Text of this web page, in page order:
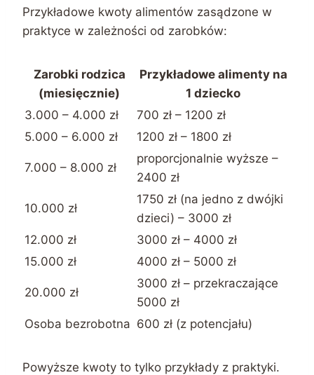
Przykładowe kwoty alimentów zasądzone w
praktyce w zależności od zarobków:
Zarobki rodzica
(miesięcznie)
Przykładowe alimenty na
1 dziecko
3.000 – 4.000 zł
700 zł – 1200 zł
5.000 – 6.000 zł
1200 zł – 1800 zł
7.000 – 8.000 zł
proporcjonalnie wyższe –
2400 zł
10.000 zł
1750 zł (na jedno z dwójki
dzieci) – 3000 zł
12.000 zł
3000 zł – 4000 zł
15.000 zł
4000 zł – 5000 zł
20.000 zł
3000 zł – przekraczające
5000 zł
Osoba bezrobotna 600 zł (z potencjału)
Powyższe kwoty to tylko przykłady z praktyki.